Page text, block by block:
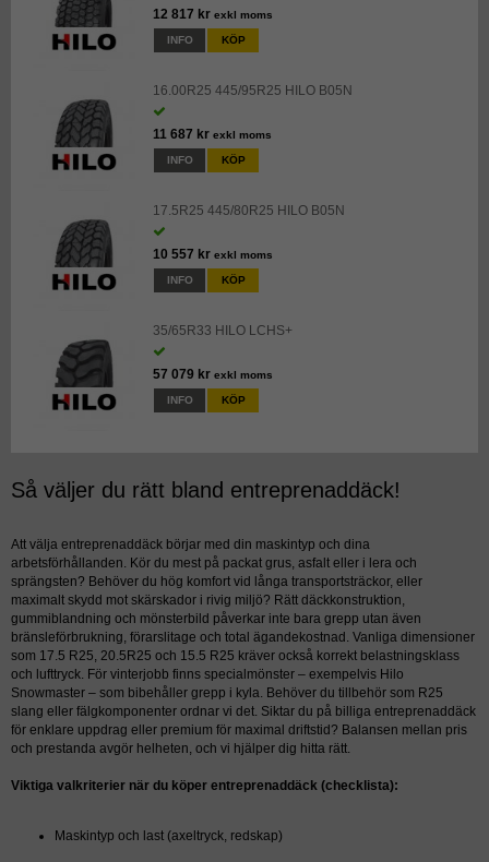
12 817 kr exkl moms
INFO KÖP
16.00R25 445/95R25 HILO B05N
11 687 kr exkl moms
INFO KÖP
17.5R25 445/80R25 HILO B05N
10 557 kr exkl moms
INFO KÖP
35/65R33 HILO LCHS+
57 079 kr exkl moms
INFO KÖP
Så väljer du rätt bland entreprenaddäck!
Att välja entreprenaddäck börjar med din maskintyp och dina
arbetsförhållanden. Kör du mest på packat grus, asfalt eller i lera och
sprängsten? Behöver du hög komfort vid långa transportsträckor, eller
maximalt skydd mot skärskador i rivig miljö? Rätt däckkonstruktion,
gummiblandning och mönsterbild påverkar inte bara grepp utan även
bränsleförbrukning, förarslitage och total ägandekostnad. Vanliga dimensioner
som 17.5 R25, 20.5R25 och 15.5 R25 kräver också korrekt belastningsklass
och lufttryck. För vinterjobb finns specialmönster – exempelvis Hilo
Snowmaster – som bibehåller grepp i kyla. Behöver du tillbehör som R25
slang eller fälgkomponenter ordnar vi det. Siktar du på billiga entreprenaddäck
för enklare uppdrag eller premium för maximal driftstid? Balansen mellan pris
och prestanda avgör helheten, och vi hjälper dig hitta rätt.
Viktiga valkriterier när du köper entreprenaddäck (checklista):
Maskintyp och last (axeltryck, redskap)